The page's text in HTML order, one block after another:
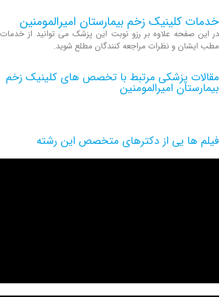
کلینیک زخم بیمارستان امیرالمومنین
علاوه بر رزو نوبت این پزشک می توانید از خدمات
و نظرات مراجعه کنندگان مطلع شوید.
پزشکی مرتبط با تخصص های کلینیک زخم
امیرالمومنین
یی از دکترهای متخصص این رشته